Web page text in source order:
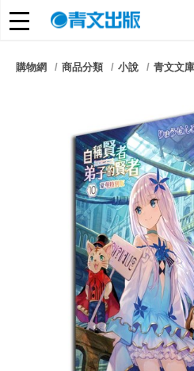
朋友們，提高警覺！
購物網 商品分類 小說 青文文庫